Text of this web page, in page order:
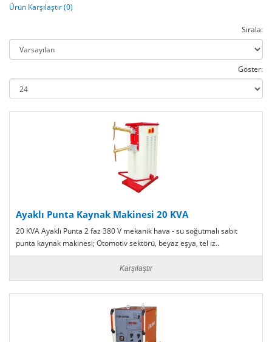
Ürün Karşılaştır (0)
Sırala:
Göster:
Ayaklı Punta Kaynak Makinesi 20 KVA
20 KVA Ayaklı Punta 2 faz 380 V mekanik hava - su soğutmalı sabit
punta kaynak makinesi; Otomotiv sektörü, beyaz eşya, tel ız..
Karşılaştır